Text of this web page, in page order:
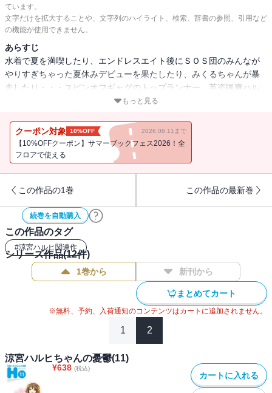
ています。
文字だけを拡大することや、文字列のハイライト、検索、辞書の参照、引用など
の機能が使用できません。
あらすじ
水着で夏を満喫したり、エンドレスエイト後にＳＯＳ団のみんなが
やりすぎちゃった夏休みデビューを果たしたり、みくるちゃんが暴
走したり・・・スピンオフギャグのトップランナー、英姿颯爽ハル
もっと見る
クーポン対象 10%OFF 2026.08.11まで
【10%OFFクーポン】サマーブックフェス2026！全
フロアで使える
この作品の1巻 この作品の最新巻
続巻を自動購入
この作品のタグ
#涼宮ハルヒ関連作
シリーズ作品(12件)
1巻から 新刊から
まとめてカート
※無料、予約、入荷通知のコンテンツはカートに追加されません。
1 2
涼宮ハルヒちゃんの憂鬱(11)
¥638 (税込)
カートに入れる